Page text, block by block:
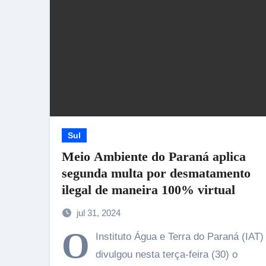
Sul
Meio Ambiente do Paraná aplica
segunda multa por desmatamento
ilegal de maneira 100% virtual
jul 31, 2024
O
Instituto Água e Terra do Paraná (IAT)
divulgou nesta terça-feira (30) o